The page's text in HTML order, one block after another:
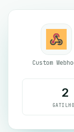
Custom
2